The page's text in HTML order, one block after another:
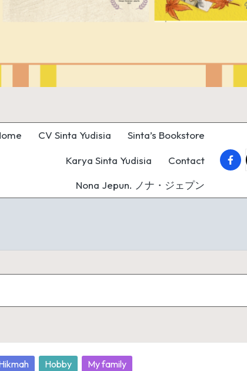
CV Sinta Yudisia Sinta’s Bookstore
Karya Sinta Yudisia Contact
Nona Jepun. ノナ・ジェプン
Hobby
My family